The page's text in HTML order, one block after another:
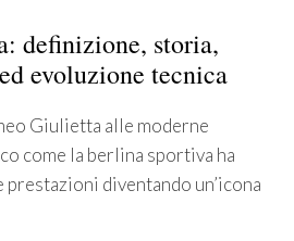
definizione, storia,
evoluzione tecnica
Giulietta alle moderne
come la berlina sportiva ha
diventando un’icona